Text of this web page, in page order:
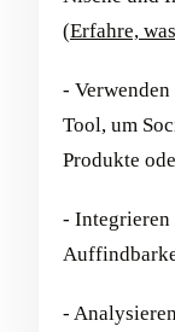
(Erfahre,
-
Tool, um
Produkte
- Integrieren
-